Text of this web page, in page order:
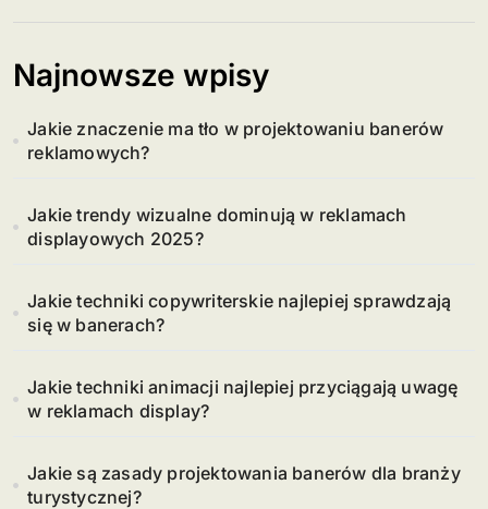
Najnowsze wpisy
Jakie znaczenie ma tło w projektowaniu banerów
reklamowych?
Jakie trendy wizualne dominują w reklamach
displayowych 2025?
Jakie techniki copywriterskie najlepiej sprawdzają
się w banerach?
Jakie techniki animacji najlepiej przyciągają uwagę
w reklamach display?
Jakie są zasady projektowania banerów dla branży
turystycznej?